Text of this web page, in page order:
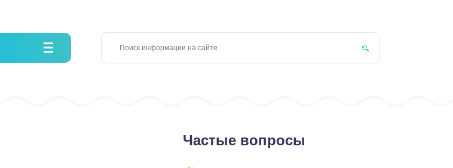
Частые вопросы